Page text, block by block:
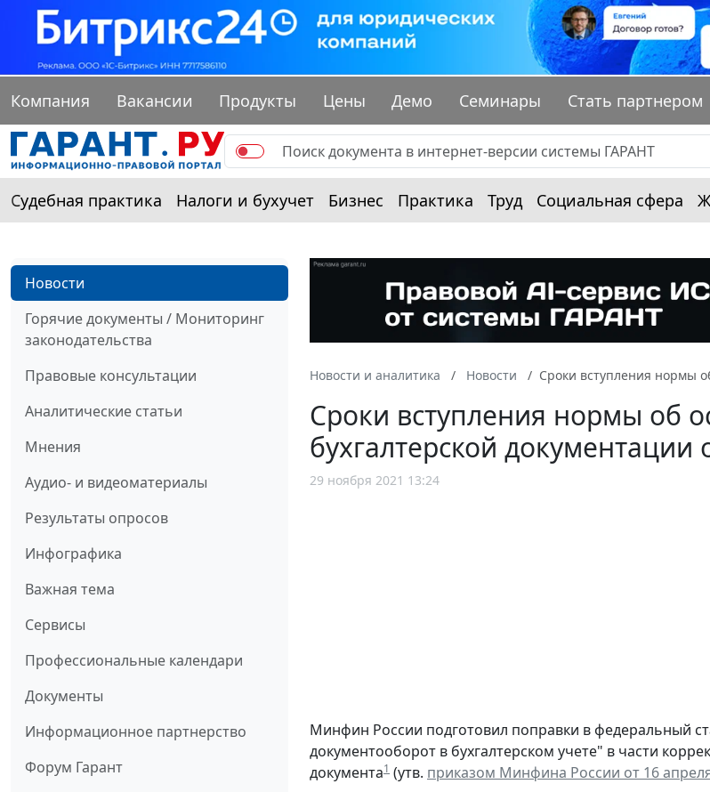
Компания Вакансии Продукты Цены Демо Семинары Стать партнером
Судебная практика Налоги и бухучет Бизнес Практика Труд Социальная сфера
Новости
Горячие документы / Мониторинг
законодательства
Правовые консультации
Аналитические статьи
Мнения
Аудио- и видеоматериалы
Результаты опросов
Инфографика
Важная тема
Сервисы
Профессиональные календари
Документы
Информационное партнерство
Форум Гарант
Новости и аналитика Новости Сроки вступления нормы
Сроки вступления нормы об
бухгалтерской документации
29 ноября 2021 13:24
Минфин России подготовил поправки в федеральный
документооборот в бухгалтерском учете" в части
документа1 (утв. приказом Минфина России от 16